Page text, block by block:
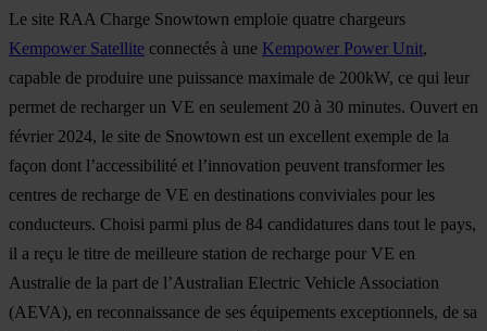
Le site RAA Charge Snowtown emploie quatre chargeurs
Kempower Satellite connectés à une Kempower Power Unit,
capable de produire une puissance maximale de 200kW, ce qui leur
permet de recharger un VE en seulement 20 à 30 minutes. Ouvert en
février 2024, le site de Snowtown est un excellent exemple de la
façon dont l’accessibilité et l’innovation peuvent transformer les
centres de recharge de VE en destinations conviviales pour les
conducteurs. Choisi parmi plus de 84 candidatures dans tout le pays,
il a reçu le titre de meilleure station de recharge pour VE en
Australie de la part de l’Australian Electric Vehicle Association
(AEVA), en reconnaissance de ses équipements exceptionnels, de sa